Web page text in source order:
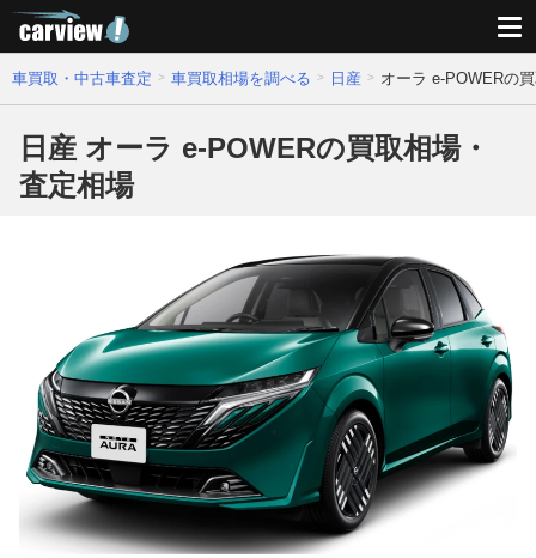
車買取・中古車査定 車買取相場を調べる 日産 オーラ e-POWERの
日産 オーラ e-POWERの買取相場・
査定相場